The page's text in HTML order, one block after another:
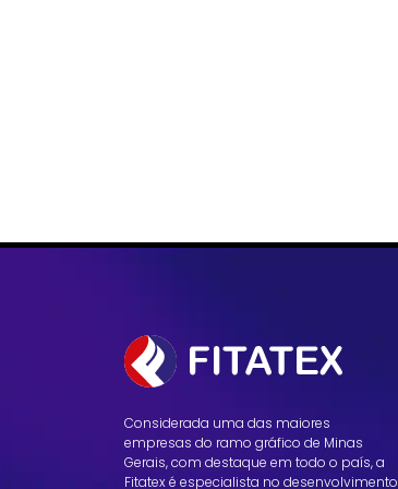
Considerada uma das maiores
empresas do ramo gráfico de Minas
Gerais, com destaque em todo o país, a
Fitatex é especialista no desenvolvimento